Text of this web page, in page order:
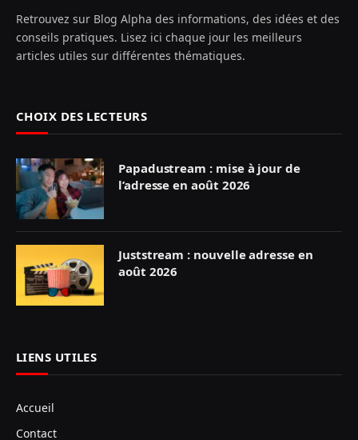
Retrouvez sur Blog Alpha des informations, des idées et des
conseils pratiques. Lisez ici chaque jour les meilleurs
articles utiles sur différentes thématiques.
CHOIX DES LECTEURS
Papadustream : mise à jour de
l’adresse en août 2026
Juststream : nouvelle adresse en
août 2026
LIENS UTILES
Accueil
Contact